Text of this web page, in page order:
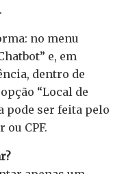
.
no menu
e, em
dentro de
“Local de
pode ser feita pelo
CPF.